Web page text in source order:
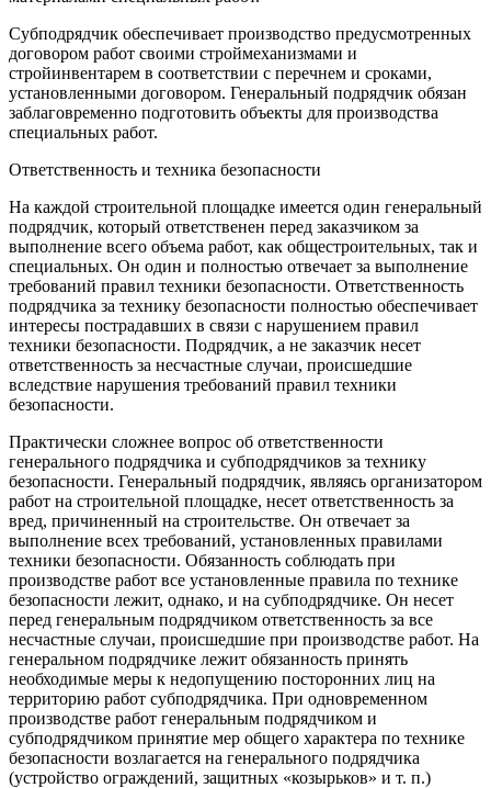
Субподрядчик обеспечивает производство предусмотренных
договором работ своими строймеханизмами и
стройинвентарем в соответствии с перечнем и сроками,
установленными договором. Генеральный подрядчик обязан
заблаговременно подготовить объекты для производства
специальных работ.
Ответственность и техника безопасности
На каждой строительной площадке имеется один генеральный
подрядчик, который ответственен перед заказчиком за
выполнение всего объема работ, как общестроительных, так и
специальных. Он один и полностью отвечает за выполнение
требований правил техники безопасности. Ответственность
подрядчика за технику безопасности полностью обеспечивает
интересы пострадавших в связи с нарушением правил
техники безопасности. Подрядчик, а не заказчик несет
ответственность за несчастные случаи, происшедшие
вследствие нарушения требований правил техники
безопасности.
Практически сложнее вопрос об ответственности
генерального подрядчика и субподрядчиков за технику
безопасности. Генеральный подрядчик, являясь организатором
работ на строительной площадке, несет ответственность за
вред, причиненный на строительстве. Он отвечает за
выполнение всех требований, установленных правилами
техники безопасности. Обязанность соблюдать при
производстве работ все установленные правила по технике
безопасности лежит, однако, и на субподрядчике. Он несет
перед генеральным подрядчиком ответственность за все
несчастные случаи, происшедшие при производстве работ. На
генеральном подрядчике лежит обязанность принять
необходимые меры к недопущению посторонних лиц на
территорию работ субподрядчика. При одновременном
производстве работ генеральным подрядчиком и
субподрядчиком принятие мер общего характера по технике
безопасности возлагается на генерального подрядчика
(устройство ограждений, защитных «козырьков» и т. п.)